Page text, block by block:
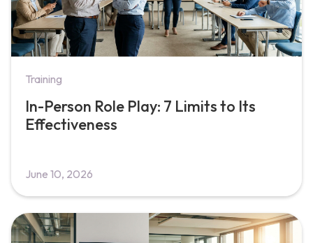
Training
In-Person Role Play: 7 Limits to Its
Effectiveness
June 10, 2026